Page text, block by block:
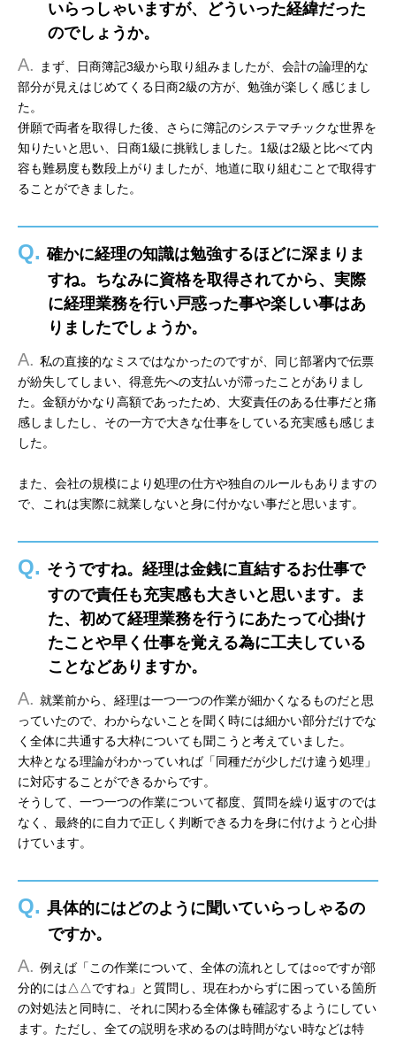
いらっしゃいますが、どういった経緯だった
のでしょうか。
A.
まず、日商簿記3級から取り組みましたが、会計の論理的な
部分が見えはじめてくる日商2級の方が、勉強が楽しく感じまし
た。
併願で両者を取得した後、さらに簿記のシステマチックな世界を
知りたいと思い、日商1級に挑戦しました。1級は2級と比べて内
容も難易度も数段上がりましたが、地道に取り組むことで取得す
ることができました。
Q.確かに経理の知識は勉強するほどに深まりま
すね。ちなみに資格を取得されてから、実際
に経理業務を行い戸惑った事や楽しい事はあ
りましたでしょうか。
A. 私の直接的なミスではなかったのですが、同じ部署内で伝票
が紛失してしまい、得意先への支払いが滞ったことがありまし
た。金額がかなり高額であったため、大変責任のある仕事だと痛
感しましたし、その一方で大きな仕事をしている充実感も感じま
した。
また、会社の規模により処理の仕方や独自のルールもありますの
で、これは実際に就業しないと身に付かない事だと思います。
Q. そうですね。経理は金銭に直結するお仕事で
すので責任も充実感も大きいと思います。ま
た、初めて経理業務を行うにあたって心掛け
たことや早く仕事を覚える為に工夫している
ことなどありますか。
A. 就業前から、経理は一つ一つの作業が細かくなるものだと思
っていたので、わからないことを聞く時には細かい部分だけでな
く全体に共通する大枠についても聞こうと考えていました。
大枠となる理論がわかっていれば「同種だが少しだけ違う処理」
に対応することができるからです。
そうして、一つ一つの作業について都度、質問を繰り返すのでは
なく、最終的に自力で正しく判断できる力を身に付けようと心掛
けています。
Q. 具体的にはどのように聞いていらっしゃるの
ですか。
A. 例えば「この作業について、全体の流れとしては○○ですが部
分的には△△ですね」と質問し、現在わからずに困っている箇所
の対処法と同時に、それに関わる全体像も確認するようにしてい
ます。ただし、全ての説明を求めるのは時間がない時などは特